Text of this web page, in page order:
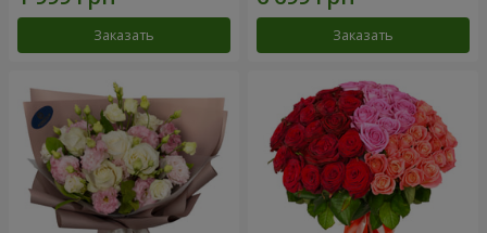
Заказать Заказать